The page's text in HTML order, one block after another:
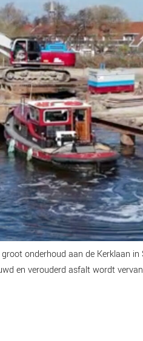
onderhoud aan de Kerklaan
en verouderd asfalt wordt